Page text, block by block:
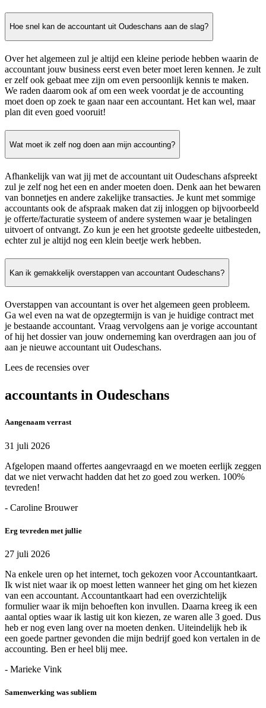
Hoe snel kan de accountant uit Oudeschans aan de slag?
Over het algemeen zul je altijd een kleine periode hebben waarin de
accountant jouw business eerst even beter moet leren kennen. Je zult
er zelf ook gebaat mee zijn om even persoonlijk kennis te maken.
We raden daarom ook af om een week voordat je de accounting
moet doen op zoek te gaan naar een accountant. Het kan wel, maar
plan dit even goed vooruit!
Wat moet ik zelf nog doen aan mijn accounting?
Afhankelijk van wat jij met de accountant uit Oudeschans afspreekt
zul je zelf nog het een en ander moeten doen. Denk aan het bewaren
van bonnetjes en andere zakelijke transacties. Je kunt met sommige
accountants ook de afspraak maken dat zij inloggen op bijvoorbeeld
je offerte/facturatie systeem of andere systemen waar je betalingen
uitvoert of ontvangt. Zo kun je een het grootste gedeelte uitbesteden,
echter zul je altijd nog een klein beetje werk hebben.
Kan ik gemakkelijk overstappen van accountant Oudeschans?
Overstappen van accountant is over het algemeen geen probleem.
Ga wel even na wat de opzegtermijn is van je huidige contract met
je bestaande accountant. Vraag vervolgens aan je vorige accountant
of hij het dossier van jouw onderneming kan overdragen aan jou of
aan je nieuwe accountant uit Oudeschans.
Lees de recensies over
accountants in Oudeschans
Aangenaam verrast
31 juli 2026
Afgelopen maand offertes aangevraagd en we moeten eerlijk zeggen
dat we niet verwacht hadden dat het zo goed zou werken. 100%
tevreden!
- Caroline Brouwer
Erg tevreden met jullie
27 juli 2026
Na enkele uren op het internet, toch gekozen voor Accountantkaart.
Ik wist niet waar ik op moest letten wanneer het ging om het kiezen
van een accountant. Accountantkaart had een overzichtelijk
formulier waar ik mijn behoeften kon invullen. Daarna kreeg ik een
aantal opties waar ik lastig uit kon kiezen, ze waren alle 3 goed. Dus
heb er nog even lang over na moeten denken. Uiteindelijk heb ik
een goede partner gevonden die mijn bedrijf goed kon vertalen in de
accounting. Ben er heel blij mee.
- Marieke Vink
Samenwerking was subliem